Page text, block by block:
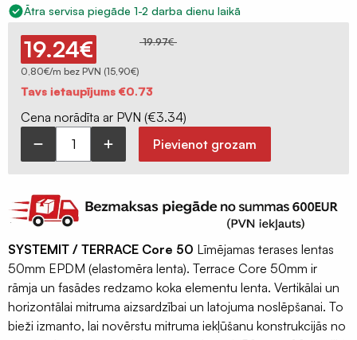
Ātra servisa piegāde 1-2 darba dienu laikā
€
19.97
price
€19.97.
€
19.24
0,80€/m bez PVN (15,90€)
price
€19.24.
Tavs ietaupījums €0.73
Cena norādīta ar PVN (€3.34)
TERRACE
Core
terases
karkasa
lenta
(20m
rullis)
Pievienot grozam
SYSTEMIT / TERRACE Core 50 Līmējamas terases lentas
50mm EPDM (elastomēra lenta). Terrace Core 50mm ir
rāmja un fasādes redzamo koka elementu lenta. Vertikālai un
horizontālai mitruma aizsardzībai un latojuma noslēpšanai. To
bieži izmanto, lai novērstu mitruma iekļūšanu konstrukcijās no
grīdu
plēves
Ģeomembrānas
Sastatņu
aizsargplēve,
Celtniecības
Šuvju
pieslēgumu
lentas
Logu
montāžas
lentas
Hidroizolācijas